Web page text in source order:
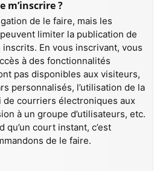
m’inscrire ?
de le faire, mais les
limiter la publication de
En vous inscrivant, vous
à des fonctionnalités
pas disponibles aux visiteurs,
personnalisés, l’utilisation de la
de courriers électroniques aux
à un groupe d’utilisateurs, etc.
qu’un court instant, c’est
de le faire.